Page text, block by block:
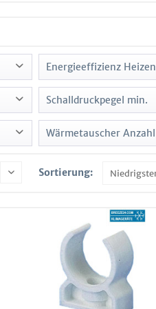
Energieeffizienz Heizen
B
C
Schalldruckpegel min.
20
22
23
Wärmetauscher Anzahl
Sortierung: